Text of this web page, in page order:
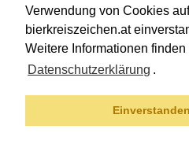
Verwendung von Cookies auf
bierkreiszeichen.at
Weitere Informationen
Datenschutzerklärung .
Einverstanden
Links
Kontakt
Impressum
Datenschutzerklärung